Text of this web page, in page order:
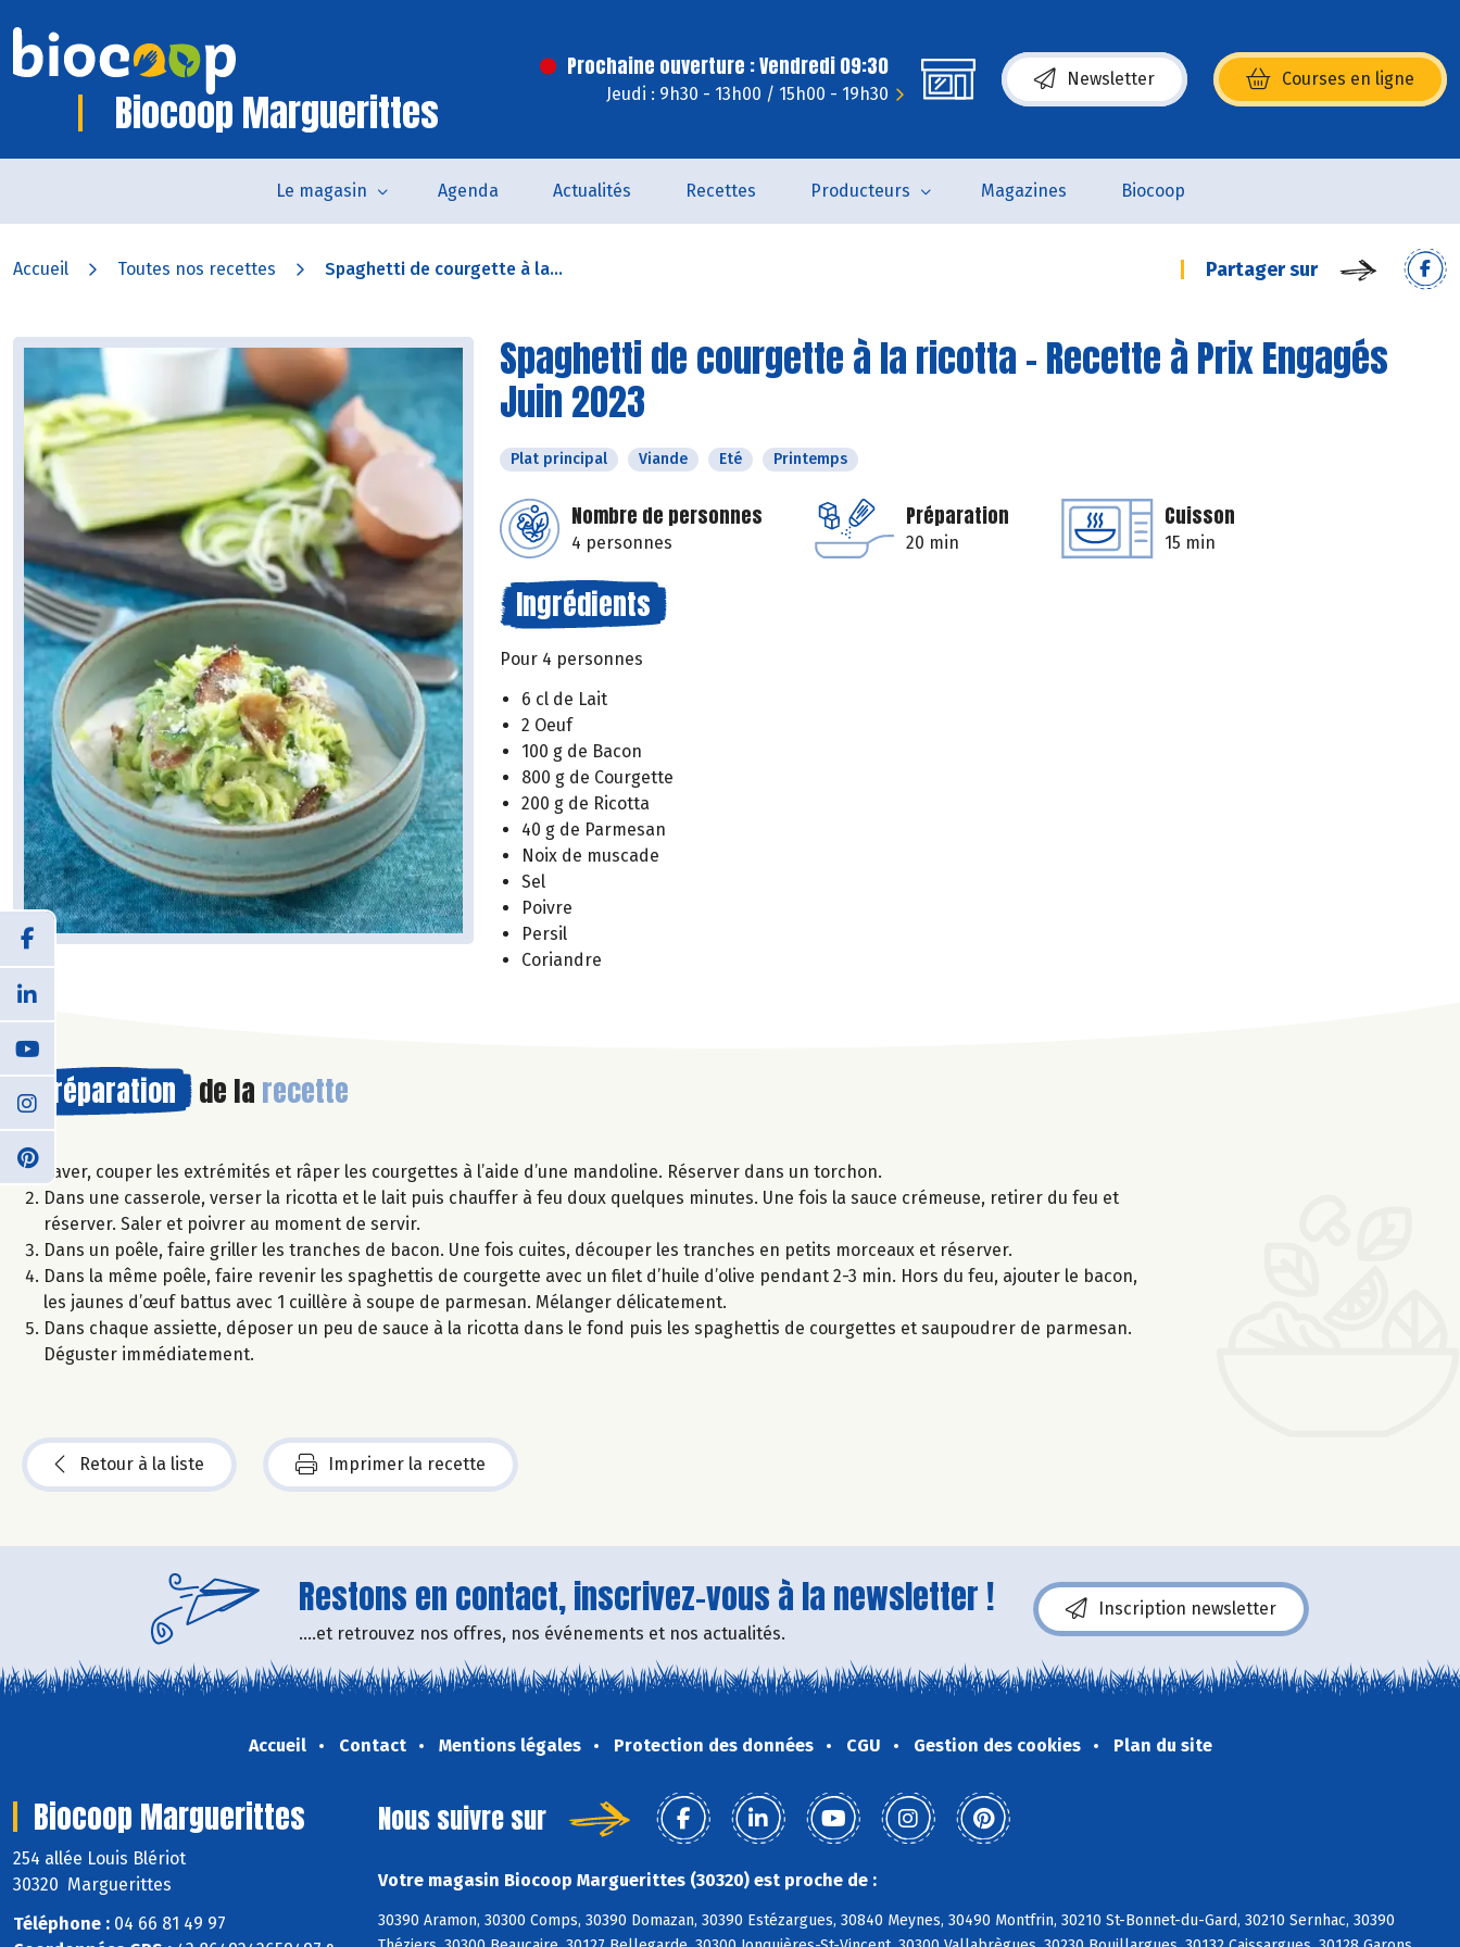
Biocoop Marguerittes
Prochaine ouverture : Vendredi 09:30
Jeudi : 9h30 - 13h00 / 15h00 - 19h30
Newsletter Courses en ligne
(s’ouvre dans une nouvelle fenêtre)
Le magasin Agenda Actualités Recettes Producteurs Magazines Biocoop
Accueil Toutes nos recettes Spaghetti de courgette à la... Partager sur
Spaghetti de courgette à la ricotta - Recette à Prix Engagés
Juin 2023
Plat principal Viande Eté Printemps
Nombre de personnes
4 personnes
Préparation
20 min
Cuisson
15 min
Ingrédients
Pour 4 personnes
6 cl de Lait
2 Oeuf
100 g de Bacon
800 g de Courgette
200 g de Ricotta
40 g de Parmesan
Noix de muscade
Sel
Poivre
Persil
Coriandre
Préparation de la recette
Laver, couper les extrémités et râper les courgettes à l’aide d’une mandoline. Réserver dans un torchon.
Dans une casserole, verser la ricotta et le lait puis chauffer à feu doux quelques minutes. Une fois la sauce crémeuse, retirer du feu et
réserver. Saler et poivrer au moment de servir.
Dans un poêle, faire griller les tranches de bacon. Une fois cuites, découper les tranches en petits morceaux et réserver.
Dans la même poêle, faire revenir les spaghettis de courgette avec un filet d’huile d’olive pendant 2-3 min. Hors du feu, ajouter le bacon,
les jaunes d’œuf battus avec 1 cuillère à soupe de parmesan. Mélanger délicatement.
Dans chaque assiette, déposer un peu de sauce à la ricotta dans le fond puis les spaghettis de courgettes et saupoudrer de parmesan.
Déguster immédiatement.
Retour à la liste Imprimer la recette
Restons en contact, inscrivez-vous à la newsletter !
....et retrouvez nos offres, nos événements et nos actualités.
Inscription newsletter
Accueil Contact Mentions légales Protection des données CGU Gestion des cookies Plan du site
Biocoop Marguerittes
254 allée Louis Blériot
30320 Marguerittes
Téléphone : 04 66 81 49 97
Nous suivre sur
Votre magasin Biocoop Marguerittes (30320) est proche de :
30390 Aramon, 30300 Comps, 30390 Domazan, 30390 Estézargues, 30840 Meynes, 30490 Montfrin, 30210 St-Bonnet-du-Gard, 30210 Sernhac, 30390